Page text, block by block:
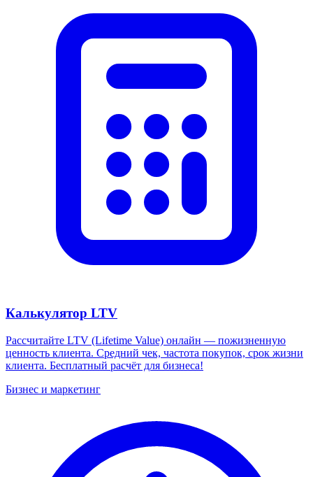
Калькулятор LTV
Рассчитайте LTV (Lifetime Value) онлайн — пожизненную
ценность клиента. Средний чек, частота покупок, срок жизни
клиента. Бесплатный расчёт для бизнеса!
Бизнес и маркетинг